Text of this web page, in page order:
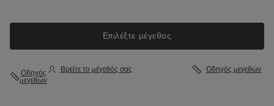
Επιλέξτε μέγεθος
Οδηγός
μεγεθών
Βρείτε το μέγεθός σας Οδηγός μεγεθών